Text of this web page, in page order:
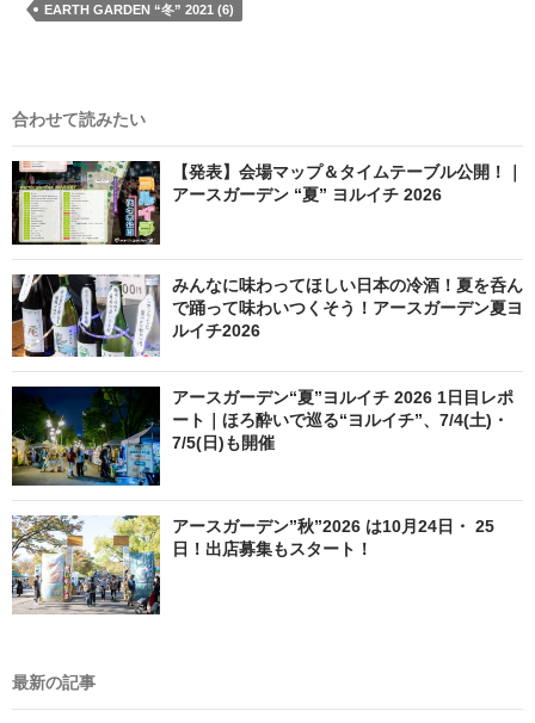
EARTH GARDEN “冬” 2021 (6)
合わせて読みたい
【発表】会場マップ＆タイムテーブル公開！｜
アースガーデン “夏” ヨルイチ 2026
みんなに味わってほしい日本の冷酒！夏を呑ん
で踊って味わいつくそう！アースガーデン夏ヨ
ルイチ2026
アースガーデン“夏”ヨルイチ 2026 1日目レポ
ート｜ほろ酔いで巡る“ヨルイチ”、7/4(土)・
7/5(日)も開催
アースガーデン”秋”2026 は10月24日・ 25
日！出店募集もスタート！
最新の記事